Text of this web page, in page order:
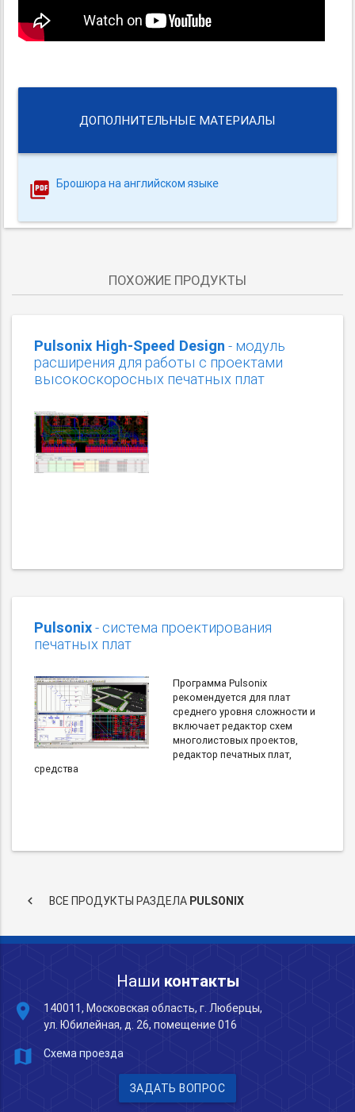
ДОПОЛНИТЕЛЬНЫЕ МАТЕРИАЛЫ
Брошюра на английском языке
ПОХОЖИЕ ПРОДУКТЫ
Pulsonix High-Speed Design - модуль
расширения для работы с проектами
высокоскоросных печатных плат
Pulsonix- система проектирования
печатных плат
Программа Pulsonix
рекомендуется для плат
среднего уровня сложности и
включает редактор схем
многолистовых проектов,
редактор печатных плат,
средства
keyboard_arrow_left ВСЕ ПРОДУКТЫ РАЗДЕЛА PULSONIX
Наши контакты
place
140011, Московская область, г. Люберцы,
ул. Юбилейная, д. 26, помещение 016
map Схема проезда
ЗАДАТЬ ВОПРОС